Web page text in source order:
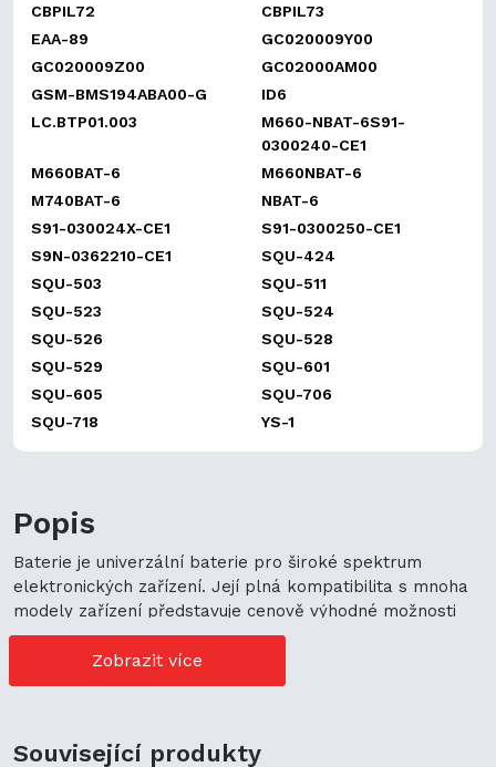
CBPIL72
CBPIL73
EAA-89
GC020009Y00
GC020009Z00
GC02000AM00
GSM-BMS194ABA00-G
ID6
LC.BTP01.003
M660-NBAT-6S91-
0300240-CE1
M660BAT-6
M660NBAT-6
M740BAT-6
NBAT-6
S91-030024X-CE1
S91-0300250-CE1
S9N-0362210-CE1
SQU-424
SQU-503
SQU-511
SQU-523
SQU-524
SQU-526
SQU-528
SQU-529
SQU-601
SQU-605
SQU-706
SQU-718
YS-1
Popis
Baterie je univerzální baterie pro široké spektrum
elektronických zařízení. Její plná kompatibilita s mnoha
modely zařízení představuje cenově výhodné možnosti
nákupu. Její univerzální použití navíc podporuje
ekologickou udržitelnost a zaručuje flexibilitu.
Zobrazit více
Související produkty